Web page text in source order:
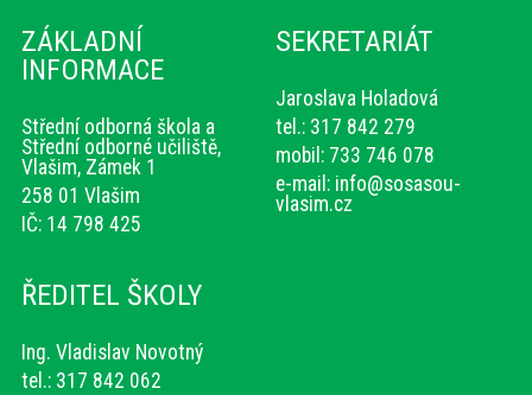
ZÁKLADNÍ
INFORMACE
Střední odborná škola a
Střední odborné učiliště,
Vlašim, Zámek 1
258 01 Vlašim
IČ: 14 798 425
SEKRETARIÁT
Jaroslava Holadová
tel.: 317 842 279
mobil: 733 746 078
e-mail: info@sosasou-
vlasim.cz
ŘEDITEL ŠKOLY
Ing. Vladislav Novotný
tel.: 317 842 062